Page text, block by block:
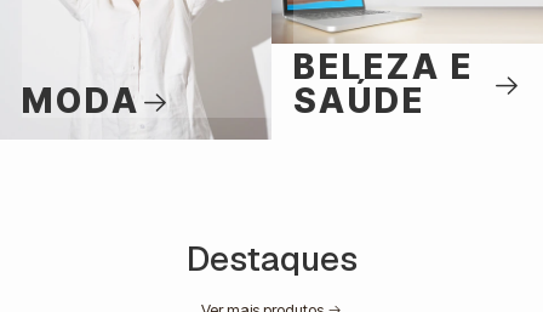
MODA
BELEZA E
SAÚDE
Destaques